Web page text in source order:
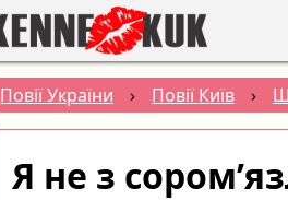
Повії України › Повії Київ ›
Я не з